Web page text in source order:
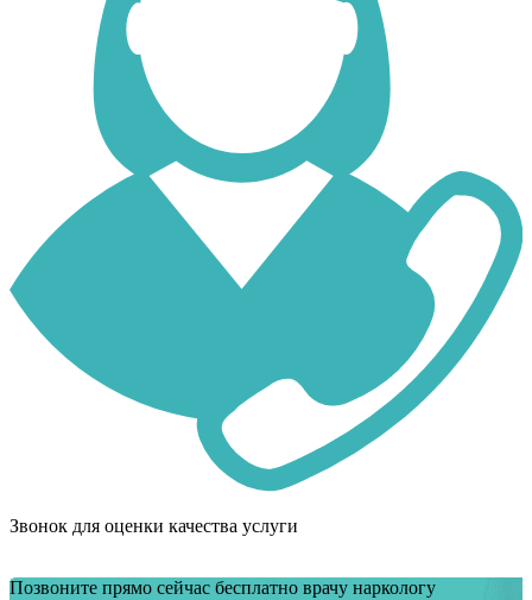
Звонок для оценки качества услуги
Позвоните прямо сейчас бесплатно врачу наркологу